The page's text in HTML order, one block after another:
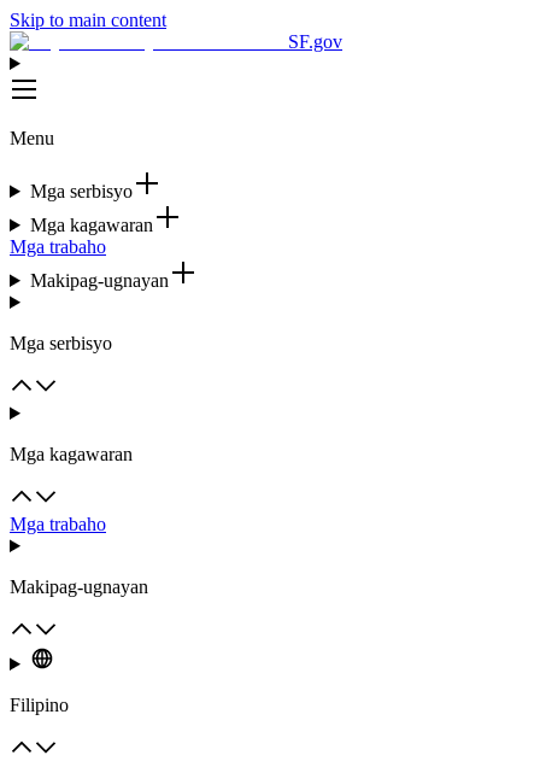
Skip to main content
SF.gov
Menu
Mga serbisyo
Mga kagawaran
Mga trabaho
Makipag-ugnayan
Mga serbisyo
Mga kagawaran
Mga trabaho
Makipag-ugnayan
Filipino